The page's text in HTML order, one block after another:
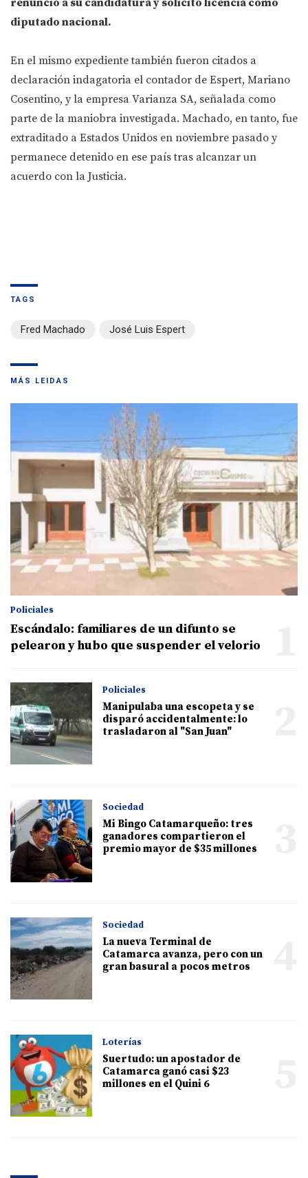
renunció a su candidatura y solicitó licencia como
diputado nacional.
En el mismo expediente también fueron citados a
declaración indagatoria el contador de Espert, Mariano
Cosentino, y la empresa Varianza SA, señalada como
parte de la maniobra investigada. Machado, en tanto, fue
extraditado a Estados Unidos en noviembre pasado y
permanece detenido en ese país tras alcanzar un
acuerdo con la Justicia.
TAGS
Fred Machado José Luis Espert
MÁS LEIDAS
Policiales
Escándalo: familiares de un difunto se
pelearon y hubo que suspender el velorio
Policiales
Manipulaba una escopeta y se
disparó accidentalmente: lo
trasladaron al "San Juan"
Sociedad
Mi Bingo Catamarqueño: tres
ganadores compartieron el
premio mayor de $35 millones
Sociedad
La nueva Terminal de
Catamarca avanza, pero con un
gran basural a pocos metros
Loterías
Suertudo: un apostador de
Catamarca ganó casi $23
millones en el Quini 6